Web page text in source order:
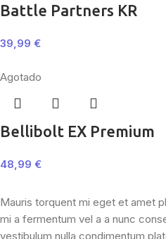
Battle Partners KR
39,99 €
Agotado
Bellibolt EX Premium
48,99 €
Mauris torquent mi eget et amet
mi a fermentum vel a a nunc
vestibulum nulla condimentum